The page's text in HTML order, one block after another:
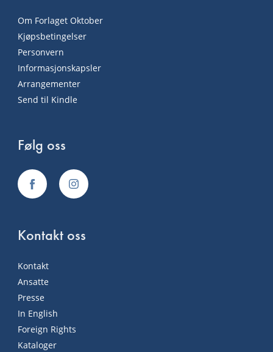
Om Forlaget Oktober
Kjøpsbetingelser
Personvern
Informasjonskapsler
Arrangementer
Send til Kindle
Følg oss
Kontakt oss
Kontakt
Ansatte
Presse
In English
Foreign Rights
Kataloger